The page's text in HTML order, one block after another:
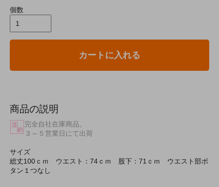
個数
カートに入れる
商品の説明
完全自社在庫商品。
３～５営業日にて出荷
サイズ
総丈100ｃｍ ウエスト：74ｃｍ 股下：71ｃｍ ウエスト部ボ
タン１つなし